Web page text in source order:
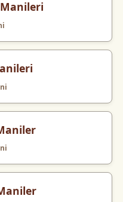
Manileri